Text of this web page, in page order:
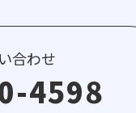
合わせ
4598